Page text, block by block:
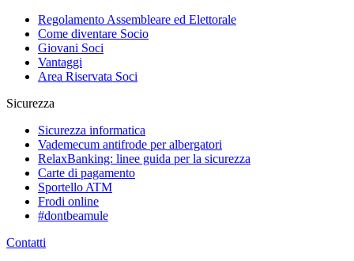
Regolamento Assembleare ed Elettorale
Come diventare Socio
Giovani Soci
Vantaggi
Area Riservata Soci
Sicurezza
Sicurezza informatica
Vademecum antifrode per albergatori
RelaxBanking: linee guida per la sicurezza
Carte di pagamento
Sportello ATM
Frodi online
#dontbeamule
Contatti